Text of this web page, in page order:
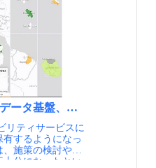
ハウスやデータ間
リストと経営者
性が報告されま
、取締役への報
ード、オーブン
おり整合性に問
化された新たな
り組みが紹介さ
ンティストを採
しながら、都市交
ナンスに取り組
現している状況
編以上にのぼ
ションとテーマ
て、欧州におけ
れました。
実務者が、最新
、互いに高め合
が中心となるた
どまらず、都市
スにどうつなげ
多く見られまし
ションでは、
a Mood」が掲げ
ティブトラベル
らしく、移動を
の健康や幸福感
ータ基盤、フランス政府
するようになっ
施策の検討や検
分になったとい